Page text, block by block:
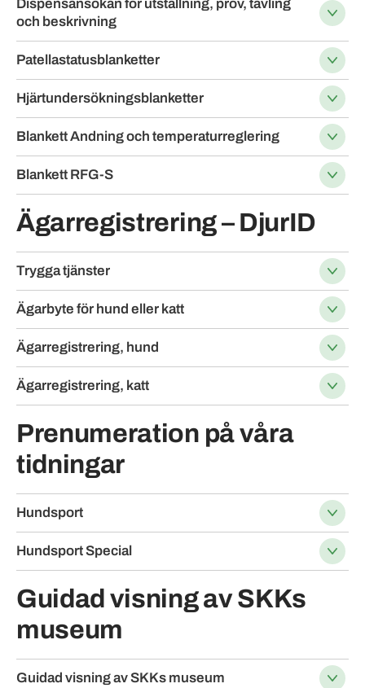
Dispensansökan för utställning, prov, tävling
och beskrivning
Patellastatusblanketter
Hjärtundersökningsblanketter
Blankett Andning och temperaturreglering
Blankett RFG-S
Ägarregistrering – DjurID
Trygga tjänster
Ägarbyte för hund eller katt
Ägarregistrering, hund
Ägarregistrering, katt
Prenumeration på våra
tidningar
Hundsport
Hundsport Special
Guidad visning av SKKs
museum
Guidad visning av SKKs museum